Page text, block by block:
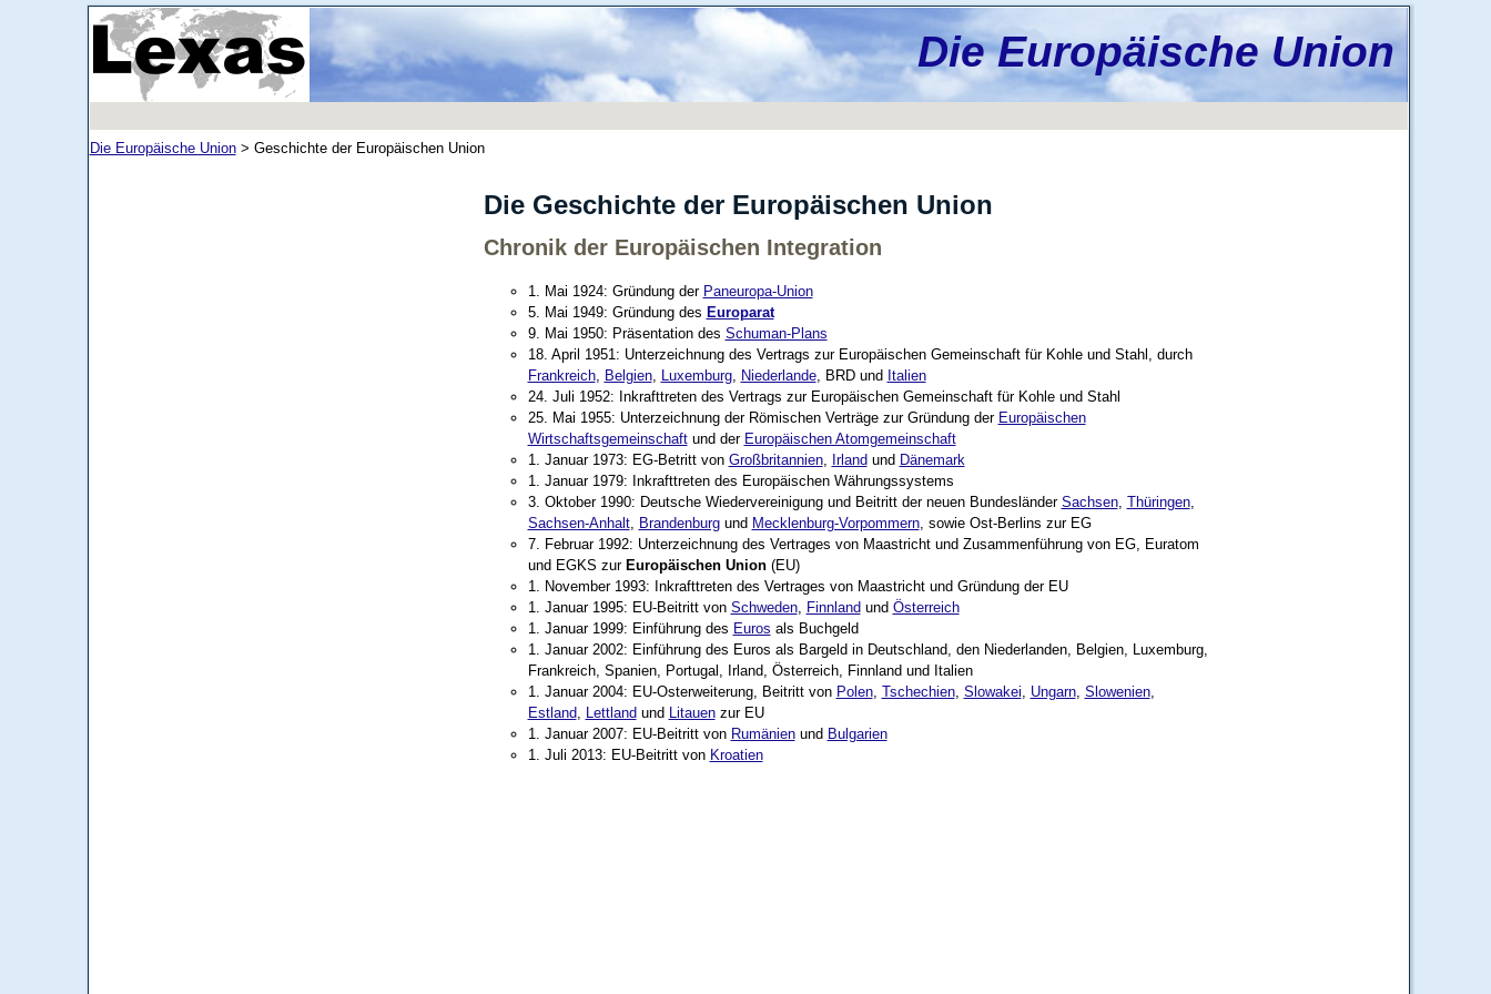
Die Europäische Union
Die Europäische Union> Geschichte der Europäischen Union
Die Geschichte der Europäischen Union
Chronik der Europäischen Integration
1. Mai 1924: Gründung der Paneuropa-Union
5. Mai 1949: Gründung des Europarat
9. Mai 1950: Präsentation des Schuman-Plans
18. April 1951: Unterzeichnung des Vertrags zur Europäischen Gemeinschaft für Kohle und Stahl, durch
Frankreich, Belgien, Luxemburg, Niederlande, BRD und Italien
24. Juli 1952: Inkrafttreten des Vertrags zur Europäischen Gemeinschaft für Kohle und Stahl
25. Mai 1955: Unterzeichnung der Römischen Verträge zur Gründung der Europäischen
Wirtschaftsgemeinschaftund der Europäischen Atomgemeinschaft
1. Januar 1973: EG-Betritt von Großbritannien, Irland und Dänemark
1. Januar 1979: Inkrafttreten des Europäischen Währungssystems
3. Oktober 1990: Deutsche Wiedervereinigung und Beitritt der neuen Bundesländer Sachsen, Thüringen,
Sachsen-Anhalt, Brandenburgund Mecklenburg-Vorpommern, sowie Ost-Berlins zur EG
7. Februar 1992: Unterzeichnung des Vertrages von Maastricht und Zusammenführung von EG, Euratom
und EGKS zur Europäischen Union(EU)
1. November 1993: Inkrafttreten des Vertrages von Maastricht und Gründung der EU
1. Januar 1995: EU-Beitritt von Schweden, Finnland und Österreich
1. Januar 1999: Einführung des Euros als Buchgeld
1. Januar 2002: Einführung des Euros als Bargeld in Deutschland, den Niederlanden, Belgien, Luxemburg,
Frankreich, Spanien, Portugal, Irland, Österreich, Finnland und Italien
1. Januar 2004: EU-Osterweiterung, Beitritt von Polen, Tschechien, Slowakei, Ungarn, Slowenien,
Estland, Lettland und Litauenzur EU
1. Januar 2007: EU-Beitritt von Rumänienund Bulgarien
1. Juli 2013: EU-Beitritt von Kroatien